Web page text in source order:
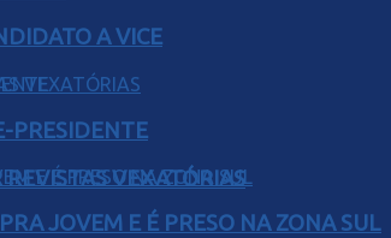
VEXATÓRIAS
A VICE
PRESIDENTE
JOVEM E É PRESO NA ZONA SUL